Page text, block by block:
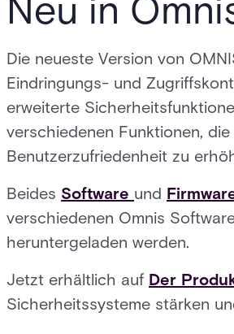
Neu in
Die neueste Version von
Eindringungs- und
erweiterte
verschiedenen Funktionen,
Benutzerzufriedenheit zu
Beides Software und
verschiedenen Omnis
heruntergeladen werden.
Jetzt erhältlich auf Der
Sicherheitssysteme stärken